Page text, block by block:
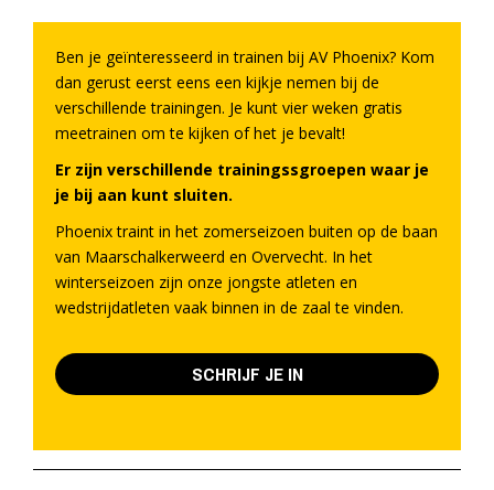
Ben je geïnteresseerd in trainen bij AV Phoenix? Kom
dan gerust eerst eens een kijkje nemen bij de
verschillende trainingen. Je kunt vier weken gratis
meetrainen om te kijken of het je bevalt!
Er zijn verschillende trainingssgroepen waar je
je bij aan kunt sluiten.
Phoenix traint in het zomerseizoen buiten op de baan
van Maarschalkerweerd en Overvecht. In het
winterseizoen zijn onze jongste atleten en
wedstrijdatleten vaak binnen in de zaal te vinden.
SCHRIJF JE IN